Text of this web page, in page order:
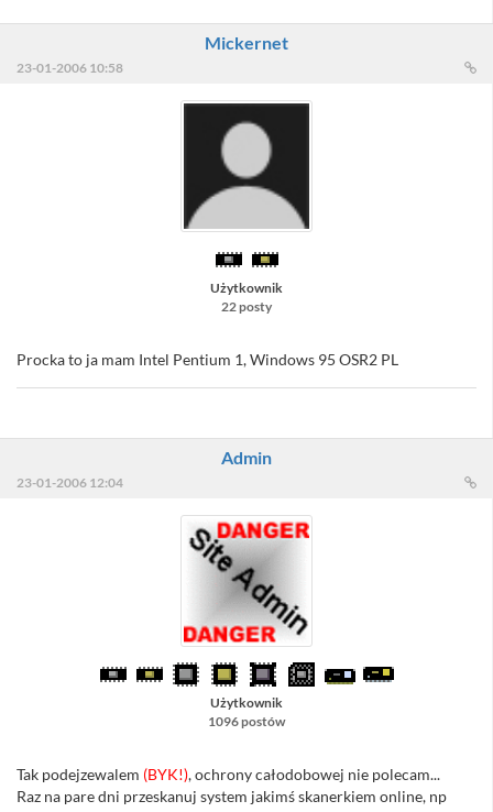
Mickernet
23-01-2006 10:58
Użytkownik
22 posty
Procka to ja mam Intel Pentium 1, Windows 95 OSR2 PL
Admin
23-01-2006 12:04
Użytkownik
1096 postów
Tak podejzewalem (BYK!), ochrony całodobowej nie polecam...
Raz na pare dni przeskanuj system jakimś skanerkiem online, np